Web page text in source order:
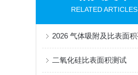
RELATED ARTICLES
二氧化硅比表面积测试